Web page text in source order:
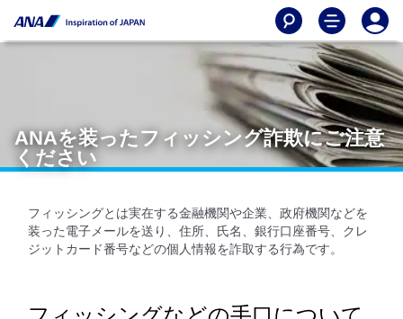
ANAを装ったフィッシング詐欺にご注意
ください
フィッシングとは実在する金融機関や企業、政府機関などを
装った電子メールを送り、住所、氏名、銀行口座番号、クレ
ジットカード番号などの個人情報を詐取する行為です。